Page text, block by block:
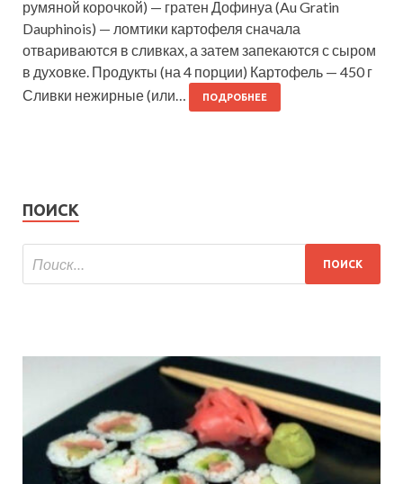
румяной корочкой) — гратен Дофинуа (Au Gratin
Dauphinois) — ломтики картофеля сначала
отвариваются в сливках, а затем запекаются с сыром
в духовке. Продукты (на 4 порции) Картофель — 450 г
Сливки нежирные (или…
ПОДРОБНЕЕ
ПОИСК